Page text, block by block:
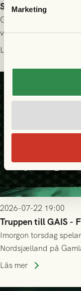
Marketing
Seger i första
GAIS dominerade i
välförtjänt fick de in
halvtidsvilan sjönk
seger! Matchfoto:
Läs mer
2026-07-22 19:00
Truppen till GAIS -
Imorgon torsdag
Nordsjælland på
Holmberg och
Läs mer